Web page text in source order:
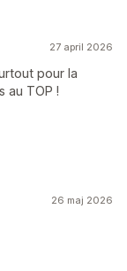
27 april 2026
pour la
au TOP !
26 maj 2026